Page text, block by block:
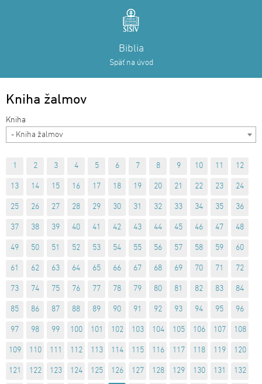
Biblia
Späť na úvod
Kniha žalmov
- Kniha žalmov
1 2 3 4 5 6 7 8 9 10 11 12
13 14 15 16 17 18 19 20 21 22 23 24
25 26 27 28 29 30 31 32 33 34 35 36
37 38 39 40 41 42 43 44 45 46 47 48
49 50 51 52 53 54 55 56 57 58 59 60
61 62 63 64 65 66 67 68 69 70 71 72
73 74 75 76 77 78 79 80 81 82 83 84
85 86 87 88 89 90 91 92 93 94 95 96
97 98 99 100 101 102 103 104 105 106 107 108
109 110 111 112 113 114 115 116 117 118 119 120
121 122 123 124 125 126 127 128 129 130 131 132